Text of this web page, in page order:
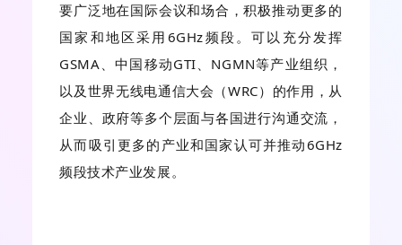
要广泛地在国际会议和场合，积极推动更多的
国家和地区采用6GHz频段。可以充分发挥
GSMA、中国移动GTI、NGMN等产业组织，
以及世界无线电通信大会（WRC）的作用，从
企业、政府等多个层面与各国进行沟通交流，
从而吸引更多的产业和国家认可并推动6GHz
频段技术产业发展。